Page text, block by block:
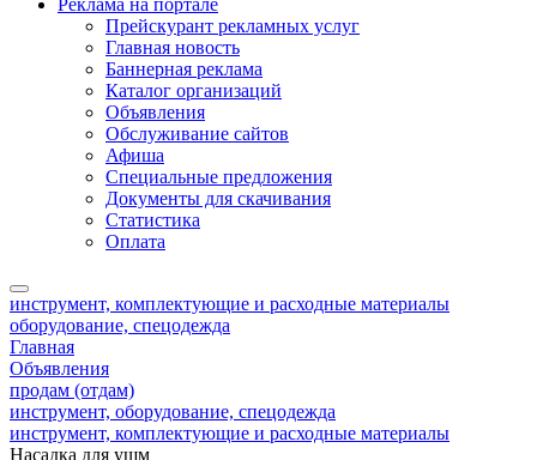
Реклама на портале
Прейскурант рекламных услуг
Главная новость
Баннерная реклама
Каталог организаций
Объявления
Обслуживание сайтов
Афиша
Специальные предложения
Документы для скачивания
Статистика
Оплата
инструмент, комплектующие и расходные материалы
оборудование, спецодежда
Главная
Объявления
продам (отдам)
инструмент, оборудование, спецодежда
инструмент, комплектующие и расходные материалы
Насадка для ушм